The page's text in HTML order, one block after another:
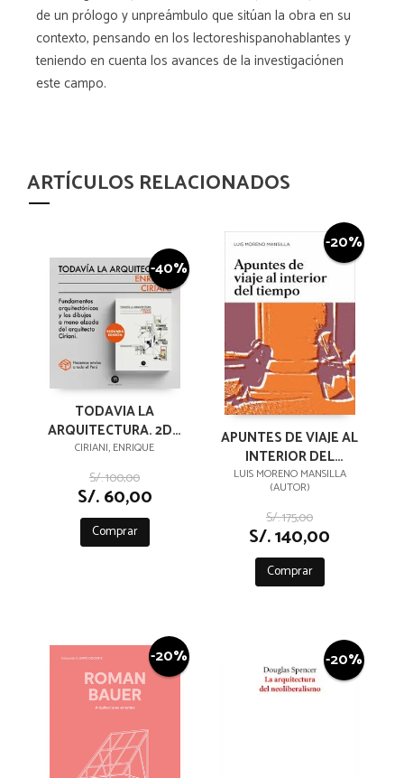
de un prólogo y unpreámbulo que sitúan la obra en su
contexto, pensando en los lectoreshispanohablantes y
teniendo en cuenta los avances de la investigaciónen
este campo.
ARTÍCULOS RELACIONADOS
-40%
TODAVIA LA
ARQUITECTURA. 2DA
EDICION
CIRIANI, ENRIQUE
S/. 100,00
S/. 60,00
Comprar
-20%
APUNTES DE VIAJE AL
INTERIOR DEL
TIEMPO
LUIS MORENO MANSILLA
(AUTOR)
S/. 175,00
S/. 140,00
Comprar
-20% -20%